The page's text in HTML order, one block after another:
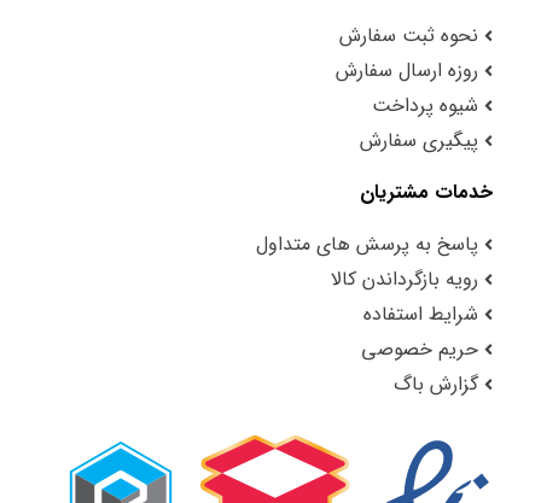
نحوه ثبت سفارش
روزه ارسال سفارش
شیوه پرداخت
پیگیری سفارش
خدمات مشتریان
پاسخ به پرسش های متداول
رویه بازگرداندن کالا
شرایط استفاده
حریم خصوصی
گزارش باگ